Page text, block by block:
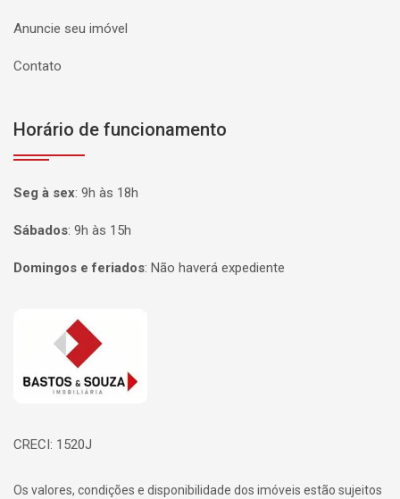
Anuncie seu imóvel
Contato
Horário de funcionamento
Seg à sex: 9h às 18h
Sábados: 9h às 15h
Domingos e feriados: Não haverá expediente
Página inicial
CRECI: 1520J
Os valores, condições e disponibilidade dos imóveis estão sujeitos